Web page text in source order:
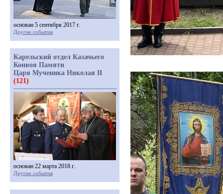
основан 5 сентября 2017 г.
Другие события
Карельский отдел Казачьего
Конвоя Памяти
Царя Мученика Николая II
(121)
основан 22 марта 2018 г.
Другие события